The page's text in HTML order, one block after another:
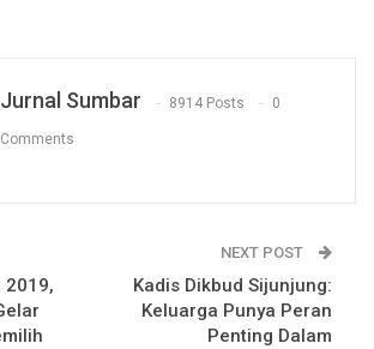
Jurnal Sumbar 8914 Posts 0
Comments
2019,
NEXT POST
Kadis Dikbud Sijunjung:
Keluarga Punya Peran
Penting Dalam